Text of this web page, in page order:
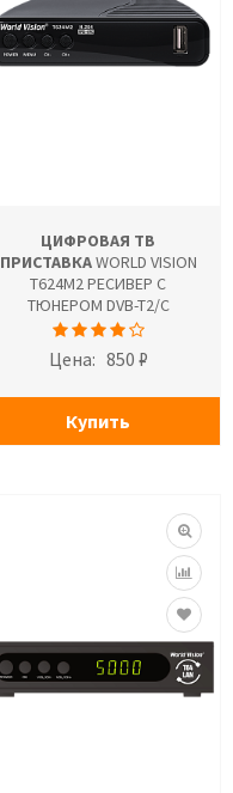
ЦИФРОВАЯ ТВ
ПРИСТАВКАWORLD VISION
T624M2 РЕСИВЕР С
ТЮНЕРОМ DVB-T2/C
Цена: 850 ₽
Купить